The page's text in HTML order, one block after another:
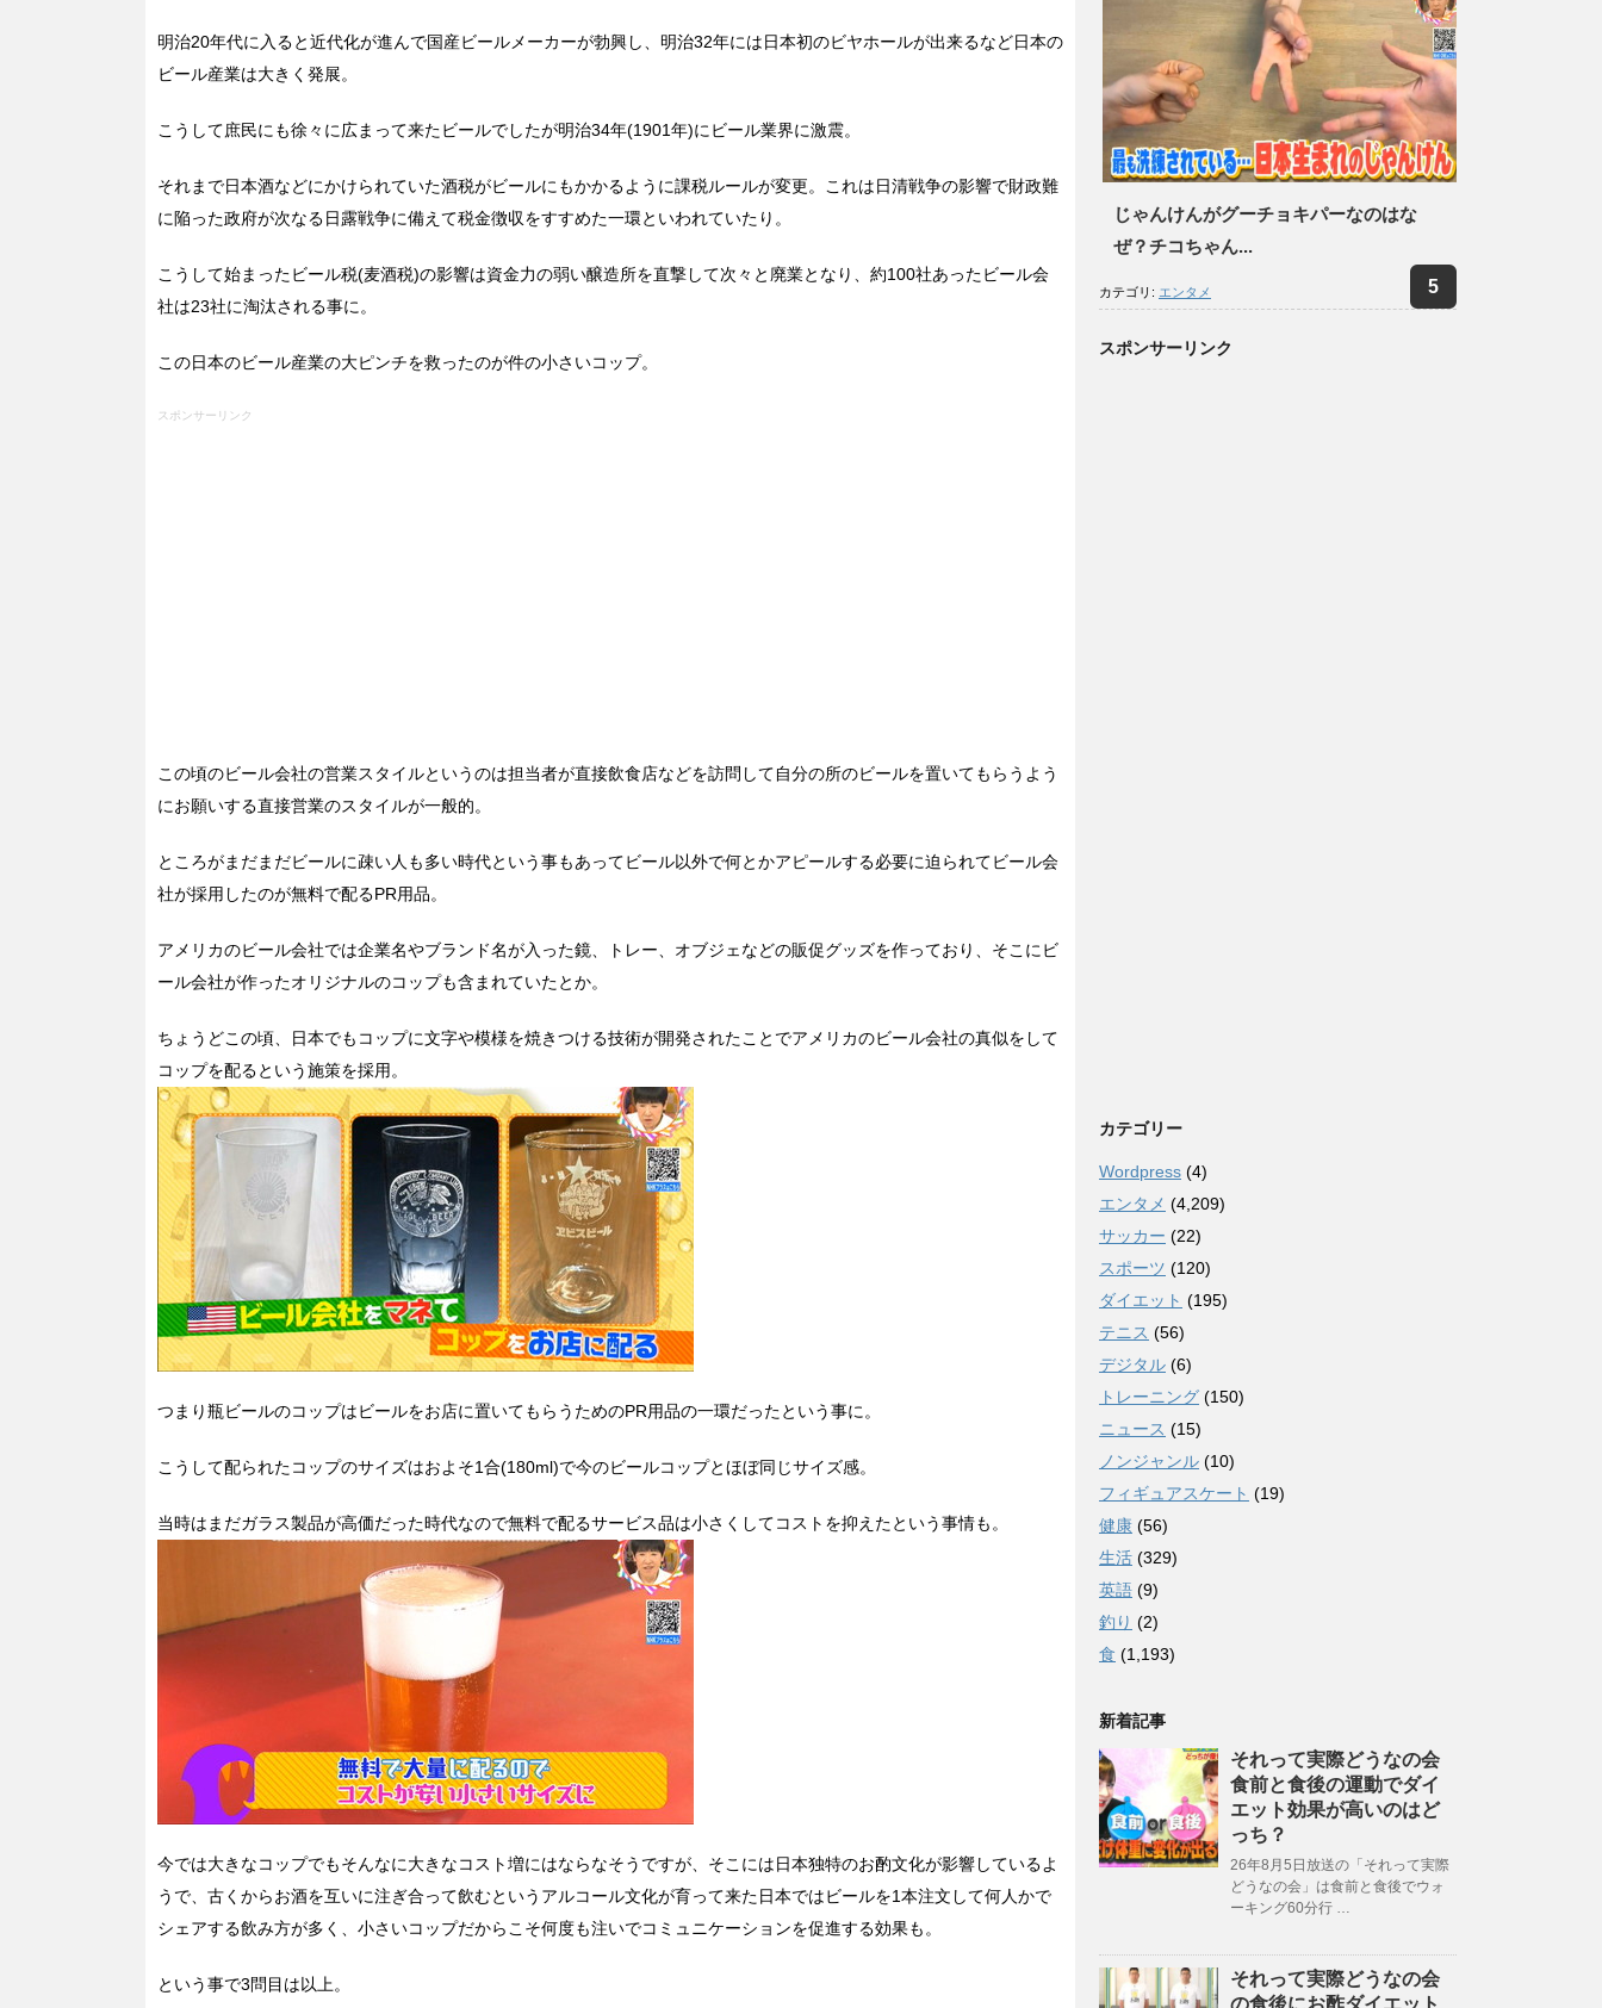
明治20年代に入ると近代化が進んで国産ビールメーカーが勃興し、明治32年には日本初のビヤホールが出来るなど日本の
ビール産業は大きく発展。
こうして庶民にも徐々に広まって来たビールでしたが明治34年(1901年)にビール業界に激震。
それまで日本酒などにかけられていた酒税がビールにもかかるように課税ルールが変更。これは日清戦争の影響で財政難
に陥った政府が次なる日露戦争に備えて税金徴収をすすめた一環といわれていたり。
こうして始まったビール税(麦酒税)の影響は資金力の弱い醸造所を直撃して次々と廃業となり、約100社あったビール会
社は23社に淘汰される事に。
この日本のビール産業の大ピンチを救ったのが件の小さいコップ。
スポンサーリンク
この頃のビール会社の営業スタイルというのは担当者が直接飲食店などを訪問して自分の所のビールを置いてもらうよう
にお願いする直接営業のスタイルが一般的。
ところがまだまだビールに疎い人も多い時代という事もあってビール以外で何とかアピールする必要に迫られてビール会
社が採用したのが無料で配るPR用品。
アメリカのビール会社では企業名やブランド名が入った鏡、トレー、オブジェなどの販促グッズを作っており、そこにビ
ール会社が作ったオリジナルのコップも含まれていたとか。
ちょうどこの頃、日本でもコップに文字や模様を焼きつける技術が開発されたことでアメリカのビール会社の真似をして
コップを配るという施策を採用。
つまり瓶ビールのコップはビールをお店に置いてもらうためのPR用品の一環だったという事に。
こうして配られたコップのサイズはおよそ1合(180ml)で今のビールコップとほぼ同じサイズ感。
当時はまだガラス製品が高価だった時代なので無料で配るサービス品は小さくしてコストを抑えたという事情も。
今では大きなコップでもそんなに大きなコスト増にはならなそうですが、そこには日本独特のお酌文化が影響しているよ
うで、古くからお酒を互いに注ぎ合って飲むというアルコール文化が育って来た日本ではビールを1本注文して何人かで
シェアする飲み方が多く、小さいコップだからこそ何度も注いでコミュニケーションを促進する効果も。
という事で3問目は以上。
じゃんけんがグーチョキパーなのはな
ぜ？チコちゃん...
カテゴリ: エンタメ
スポンサーリンク
カテゴリー
Wordpress (4)
エンタメ (4,209)
サッカー (22)
スポーツ (120)
ダイエット (195)
テニス (56)
デジタル (6)
トレーニング (150)
ニュース (15)
ノンジャンル (10)
フィギュアスケート (19)
健康 (56)
生活 (329)
英語 (9)
釣り (2)
食 (1,193)
新着記事
それって実際どうなの会
食前と食後の運動でダイ
エット効果が高いのはど
っち？
26年8月5日放送の「それって実際
どうなの会」は食前と食後でウォ
ーキング60分行 …
それって実際どうなの会
の食後にお酢ダイエット